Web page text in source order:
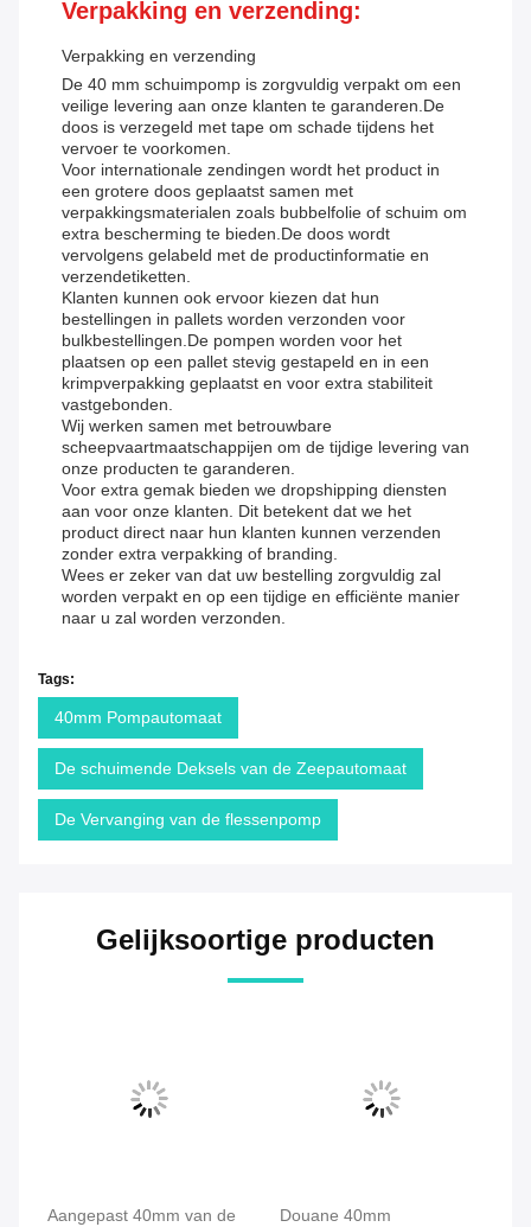
Verpakking en verzending:
Verpakking en verzending
De 40 mm schuimpomp is zorgvuldig verpakt om een
veilige levering aan onze klanten te garanderen.De
doos is verzegeld met tape om schade tijdens het
vervoer te voorkomen.
Voor internationale zendingen wordt het product in
een grotere doos geplaatst samen met
verpakkingsmaterialen zoals bubbelfolie of schuim om
extra bescherming te bieden.De doos wordt
vervolgens gelabeld met de productinformatie en
verzendetiketten.
Klanten kunnen ook ervoor kiezen dat hun
bestellingen in pallets worden verzonden voor
bulkbestellingen.De pompen worden voor het
plaatsen op een pallet stevig gestapeld en in een
krimpverpakking geplaatst en voor extra stabiliteit
vastgebonden.
Wij werken samen met betrouwbare
scheepvaartmaatschappijen om de tijdige levering van
onze producten te garanderen.
Voor extra gemak bieden we dropshipping diensten
aan voor onze klanten. Dit betekent dat we het
product direct naar hun klanten kunnen verzenden
zonder extra verpakking of branding.
Wees er zeker van dat uw bestelling zorgvuldig zal
worden verpakt en op een tijdige en efficiënte manier
naar u zal worden verzonden.
Tags:
40mm Pompautomaat
De schuimende Deksels van de Zeepautomaat
De Vervanging van de flessenpomp
Gelijksoortige producten
Aangepast 40mm van de
Douane 40mm